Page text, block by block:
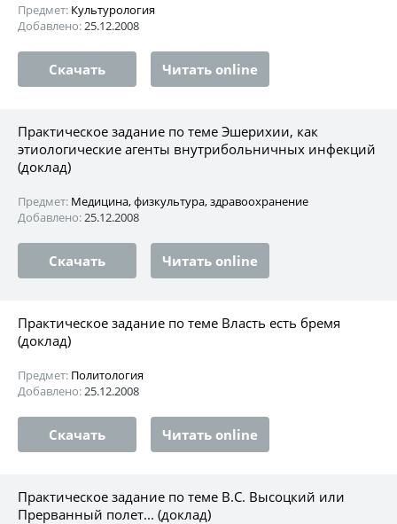
Предмет: Культурология
Добавлено:25.12.2008
Скачать Читать online
Практическое задание по теме Эшерихии, как
этиологические агенты внутрибольничных инфекций
(доклад)
Предмет: Медицина, физкультура, здравоохранение
Добавлено:25.12.2008
Скачать Читать online
Практическое задание по теме Власть есть бремя
(доклад)
Предмет: Политология
Добавлено:25.12.2008
Скачать Читать online
Практическое задание по теме В.С. Высоцкий или
Прерванный полет... (доклад)